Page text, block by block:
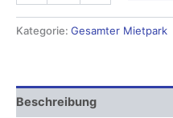
FX
Kategorie: Gesamter Mietpark
Beschreibung